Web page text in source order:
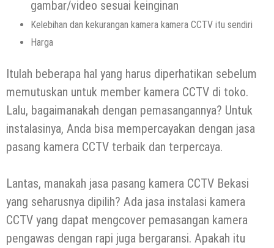
gambar/video sesuai keinginan
Kelebihan dan kekurangan kamera kamera CCTV itu sendiri
Harga
Itulah beberapa hal yang harus diperhatikan sebelum
memutuskan untuk member kamera CCTV di toko.
Lalu, bagaimanakah dengan pemasangannya? Untuk
instalasinya, Anda bisa mempercayakan dengan jasa
pasang kamera CCTV terbaik dan terpercaya.
Lantas, manakah jasa pasang kamera CCTV Bekasi
yang seharusnya dipilih? Ada jasa instalasi kamera
CCTV yang dapat mengcover pemasangan kamera
pengawas dengan rapi juga bergaransi. Apakah itu